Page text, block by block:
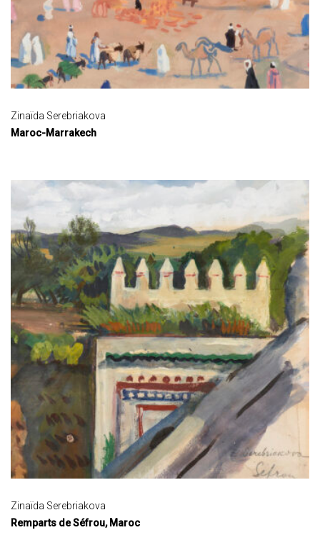
Zinaïda Serebriakova
Maroc-Marrakech
Zinaïda Serebriakova
Remparts de Séfrou, Maroc